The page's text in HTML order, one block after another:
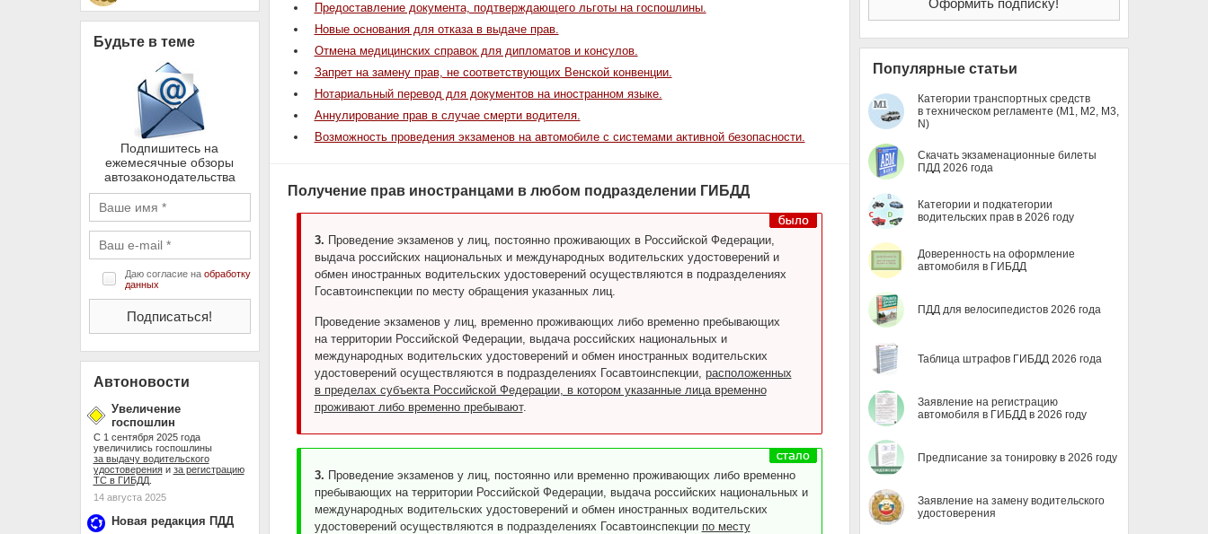
Будьте в теме
Подпишитесь на
ежемесячные обзоры
автозаконодательства
Даю согласие на обработку
данных
Автоновости
Увеличение
госпошлин
С 1 сентября 2025 года
увеличились госпошлины
за выдачу водительского
удостоверенияи за регистрацию
ТС в ГИБДД.
14 августа 2025
Новая редакция ПДД
Предоставление документа, подтверждающего льготы на госпошлины.
Новые основания для отказа в выдаче прав.
Отмена медицинских справок для дипломатов и консулов.
Запрет на замену прав, не соответствующих Венской конвенции.
Нотариальный перевод для документов на иностранном языке.
Аннулирование прав в случае смерти водителя.
Возможность проведения экзаменов на автомобиле с системами активной безопасности.
Получение прав иностранцами в любом подразделении ГИБДД
3. Проведение экзаменов у лиц, постоянно проживающих в Российской Федерации,
выдача российских национальных и международных водительских удостоверений и
обмен иностранных водительских удостоверений осуществляются в подразделениях
Госавтоинспекции по месту обращения указанных лиц.
Проведение экзаменов у лиц, временно проживающих либо временно пребывающих
на территории Российской Федерации, выдача российских национальных и
международных водительских удостоверений и обмен иностранных водительских
удостоверений осуществляются в подразделениях Госавтоинспекции, расположенных
в пределах субъекта Российской Федерации, в котором указанные лица временно
проживают либо временно пребывают.
3. Проведение экзаменов у лиц, постоянно или временно проживающих либо временно
пребывающих на территории Российской Федерации, выдача российских национальных и
международных водительских удостоверений и обмен иностранных водительских
удостоверений осуществляются в подразделениях Госавтоинспекции по месту
Популярные статьи
Категории транспортных средств
в техническом регламенте (M1, M2, M3,
N)
Скачать экзаменационные билеты
ПДД 2026 года
Категории и подкатегории
водительских прав в 2026 году
Доверенность на оформление
автомобиля в ГИБДД
ПДД для велосипедистов 2026 года
Таблица штрафов ГИБДД 2026 года
Заявление на регистрацию
автомобиля в ГИБДД в 2026 году
Предписание за тонировку в 2026 году
Заявление на замену водительского
удостоверения